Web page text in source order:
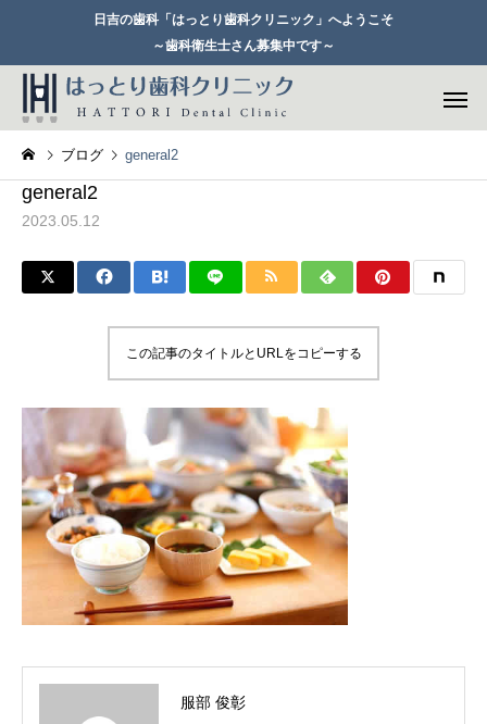
日吉の歯科「はっとり歯科クリニック」へようこそ
～歯科衛生士さん募集中です～
歯周病治療
ブログ general2
general2
2023.05.12
この記事のタイトルとURLをコピーする
服部 俊彰